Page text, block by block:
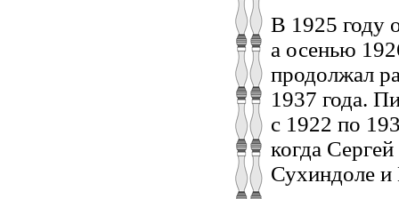
В 1925 году
а осенью
продолжал
1937 года.
с 1922 по
когда
Сухиндоле и